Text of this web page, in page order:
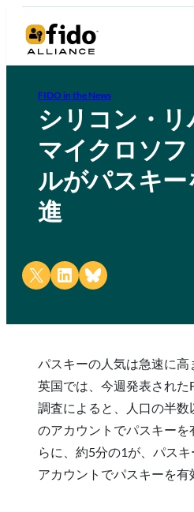
FIDO in the News
シリコン・
マイクロソ
ルがパスキ
進
Share on X Share on LinkedIn
Share on Bluesky
パスキーの人気は急速に高
英国では、今週発表され
調査によると、人口の半
のアカウントでパスキーを
らに、約5分の1が、パス
アカウントでパスキーを有